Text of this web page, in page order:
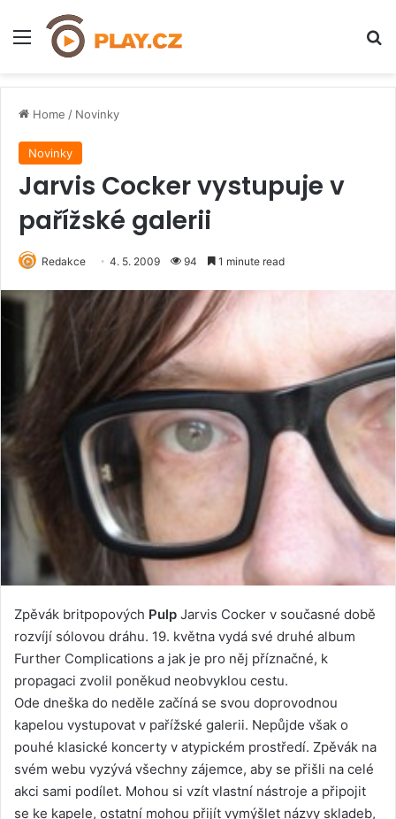
Menu
Home / Novinky
Novinky
Jarvis Cocker vystupuje v
pařížské galerii
Redakce 4. 5. 2009 94 1 minute read
Zpěvák britpopových Pulp Jarvis Cocker v současné době
rozvíjí sólovou dráhu. 19. května vydá své druhé album
Further Complications a jak je pro něj příznačné, k
propagaci zvolil poněkud neobvyklou cestu.
Ode dneška do neděle začíná se svou doprovodnou
kapelou vystupovat v pařížské galerii. Nepůjde však o
pouhé klasické koncerty v atypickém prostředí. Zpěvák na
svém webu vyzývá všechny zájemce, aby se přišli na celé
akci sami podílet. Mohou si vzít vlastní nástroje a připojit
se ke kapele, ostatní mohou přijít vymýšlet názvy skladeb,